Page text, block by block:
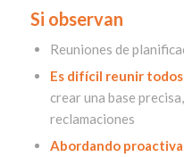
Si observan
Reuniones de
Es difícil reunir
crear una base
reclamaciones
Abordando